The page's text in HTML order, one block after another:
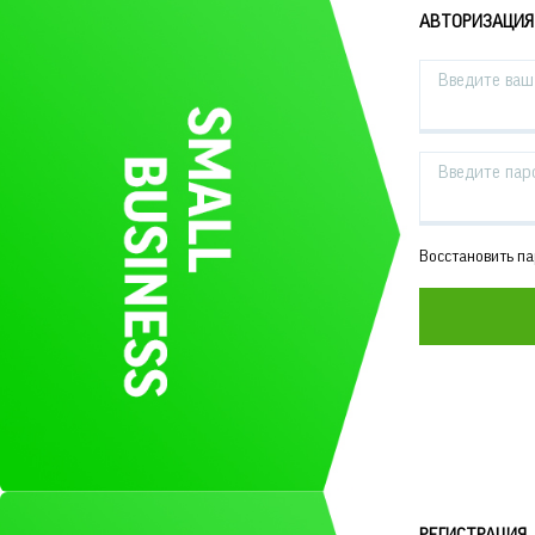
АВТОРИЗАЦИЯ
Введите
Введите
Восстановить